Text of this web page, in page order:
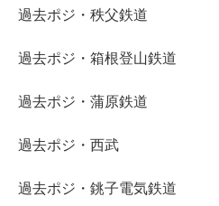
過去ポジ・秩父鉄道
過去ポジ・箱根登山鉄道
過去ポジ・蒲原鉄道
過去ポジ・西武
過去ポジ・銚子電気鉄道